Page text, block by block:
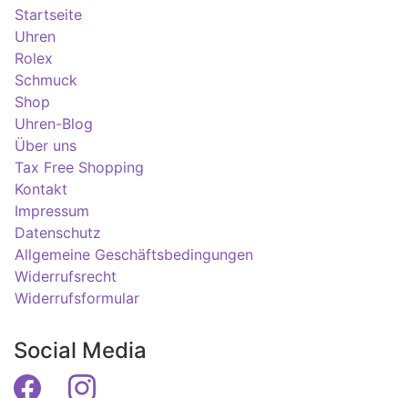
Startseite
Uhren
Rolex
Schmuck
Shop
Uhren-Blog
Über uns
Tax Free Shopping
Kontakt
Impressum
Datenschutz
Allgemeine Geschäftsbedingungen
Widerrufsrecht
Widerrufsformular
Social Media